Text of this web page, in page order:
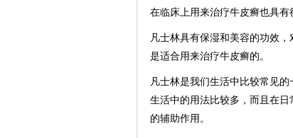
在临床上用来治疗牛皮癣也具有
凡士林具有保湿和美容的功效
是适合用来治疗牛皮癣的。
凡士林是我们生活中比较常见
生活中的用法比较多，而且在
的辅助作用。